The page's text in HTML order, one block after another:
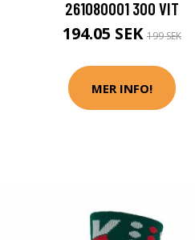
261080001 300 VIT
194.05 SEK 199 SEK
MER INFO!